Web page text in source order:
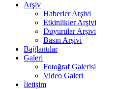
Arşiv
Haberler Arşivi
Etkinlikler Arşivi
Duyurular Arşivi
Basın Arşivi
Bağlantılar
Galeri
Fotoğraf Galerisi
Video Galeri
İletişim